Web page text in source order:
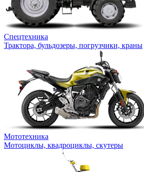
Спецтехника
Трактора, бульдозеры, погрузчики, краны
Мототехника
Мотоциклы, квадроциклы, скутеры